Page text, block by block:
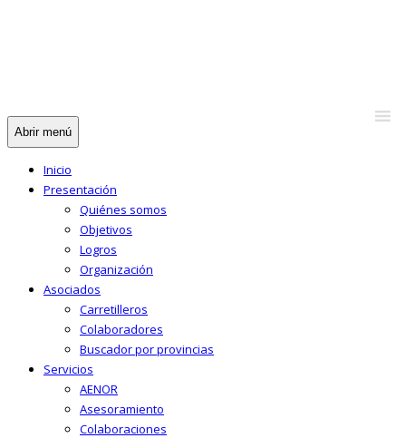
Abrir menú
Inicio
Presentación
Quiénes somos
Objetivos
Logros
Organización
Asociados
Carretilleros
Colaboradores
Buscador por provincias
Servicios
AENOR
Asesoramiento
Colaboraciones